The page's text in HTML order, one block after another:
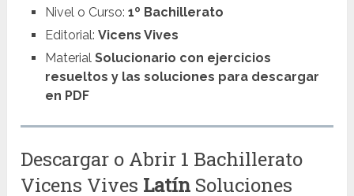
Nivel o Curso: 1º Bachillerato
Editorial: Vicens Vives
Material Solucionario con ejercicios
resueltos y las soluciones para descargar
en PDF
Descargar o Abrir 1 Bachillerato
Vicens Vives Latín Soluciones